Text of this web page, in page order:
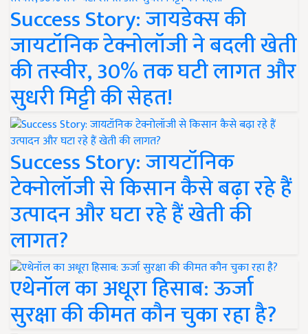
Success Story: जायडेक्स की
जायटॉनिक टेक्नोलॉजी ने बदली खेती
की तस्वीर, 30% तक घटी लागत और
सुधरी मिट्टी की सेहत!
Success Story: जायटॉनिक
टेक्नोलॉजी से किसान कैसे बढ़ा रहे हैं
उत्पादन और घटा रहे हैं खेती की
लागत?
एथेनॉल का अधूरा हिसाब: ऊर्जा
सुरक्षा की कीमत कौन चुका रहा है?